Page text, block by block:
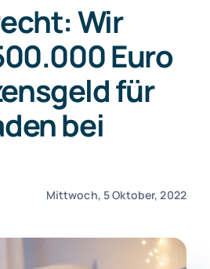
Team
Nachrichten
Kontakt
Wir
Euro
für
bei
Mittwoch, 5 Oktober, 2022